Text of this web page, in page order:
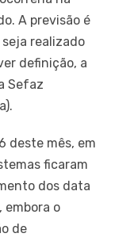
A previsão é
realizado
definição, a
Sefaz
deste mês, em
ficaram
dos data
embora o
de